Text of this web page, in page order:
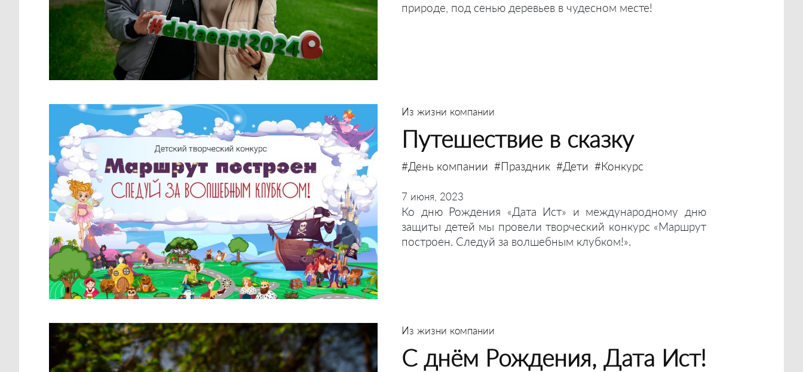
природе, под сенью деревьев в чудесном месте!
Из жизни компании
Путешествие в сказку
#День компании #Праздник #Дети #Конкурс
7 июня, 2023
Ко дню Рождения «Дата Ист» и международному дню
защиты детей мы провели творческий конкурс «Маршрут
построен. Следуй за волшебным клубком!».
Из жизни компании
С днём Рождения, Дата Ист!